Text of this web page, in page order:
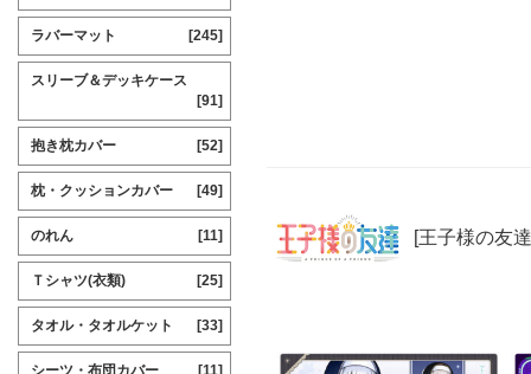
[王子様の友
ラバーマット [245]
スリーブ＆デッキケース
[91]
抱き枕カバー [52]
枕・クッションカバー [49]
のれん [11]
Ｔシャツ(衣類) [25]
タオル・タオルケット [33]
シーツ・布団カバー [11]